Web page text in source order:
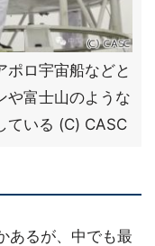
ポロ宇宙船などと
や富士山のような
ている (C) CASC
あるが、中でも最